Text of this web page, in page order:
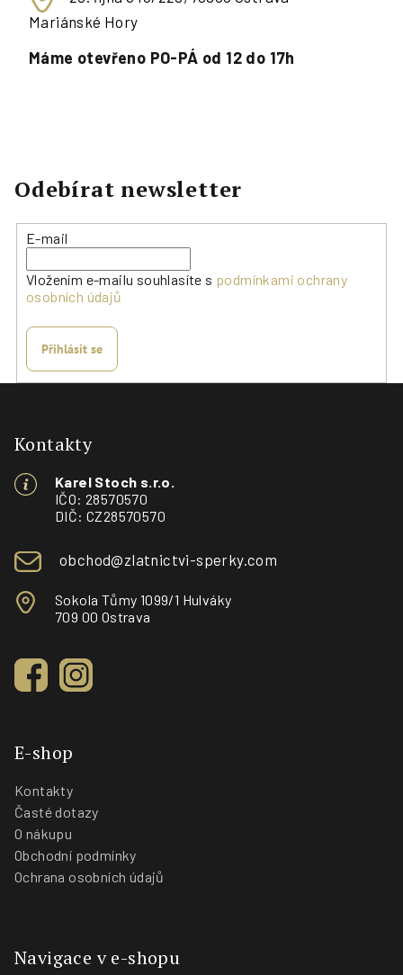
Mariánské Hory
Máme otevřeno PO-PÁ od 12 do 17h
Odebírat newsletter
E-mail
Vložením e-mailu souhlasíte s podmínkami ochrany
osobních údajů
Přihlásit se
Kontakty
Karel Stoch s.r.o.
IČO: 28570570
DIČ: CZ28570570
obchod@zlatnictvi-sperky.com
Sokola Tůmy 1099/1 Hulváky
709 00 Ostrava
E-shop
Kontakty
Časté dotazy
O nákupu
Obchodní podmínky
Ochrana osobních údajů
Navigace v e-shopu